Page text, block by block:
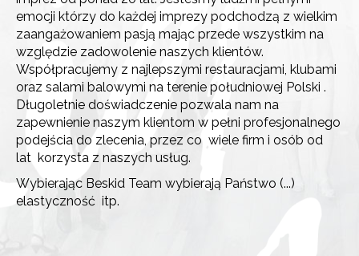
emocji którzy do każdej imprezy podchodzą z wielkim
zaangażowaniem pasją mając przede wszystkim na
względzie zadowolenie naszych klientów.
Współpracujemy z najlepszymi restauracjami, klubami
oraz salami balowymi na terenie południowej Polski .
Długoletnie doświadczenie pozwala nam na
zapewnienie naszym klientom w pełni profesjonalnego
podejścia do zlecenia, przez co wiele firm i osób od
lat korzysta z naszych usług.
Wybierając Beskid Team wybierają Państwo (...)
elastyczność itp.